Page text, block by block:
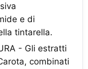
e di
tintarella.
- Gli estratti
combinati